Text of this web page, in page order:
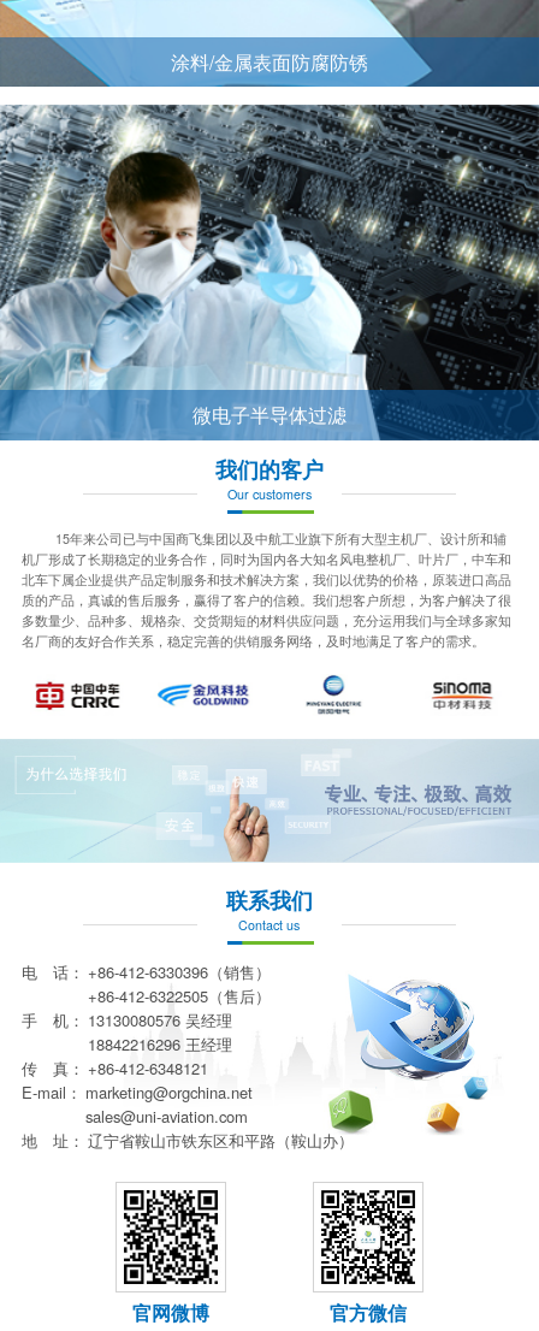
涂料/金属表面防腐防锈
微电子半导体过滤
我们的客户
Our customers
15年来公司已与中国商飞集团以及中航工业旗下所有大型主机厂、设计所和辅
机厂形成了长期稳定的业务合作，同时为国内各大知名风电整机厂、叶片厂，中车和
北车下属企业提供产品定制服务和技术解决方案，我们以优势的价格，原装进口高品
质的产品，真诚的售后服务，赢得了客户的信赖。我们想客户所想，为客户解决了很
多数量少、品种多、规格杂、交货期短的材料供应问题，充分运用我们与全球多家知
名厂商的友好合作关系，稳定完善的供销服务网络，及时地满足了客户的需求。
联系我们
Contact us
电 话： +86-412-6330396（销售）
+86-412-6322505（售后）
手 机： 13130080576 吴经理
18842216296 王经理
传 真： +86-412-6348121
E-mail： marketing@orgchina.net
sales@uni-aviation.com
地 址： 辽宁省鞍山市铁东区和平路（鞍山办）
官网微博 官方微信